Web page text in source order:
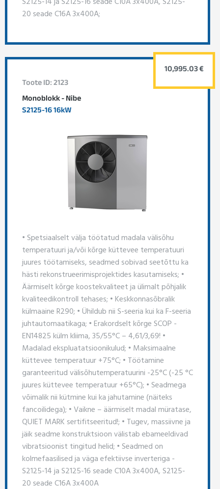
20 seade C16A 3x400A;
Toote ID: 2123
Monoblokk - Nibe
S2125-16 16kW
• Spetsiaalselt välja töötatud madala välisõhu
temperatuuri ja/või kõrge küttevee temperatuuri
juures töötamiseks, seadmed sobivad seetõttu ka
hästi rekonstrueerimisprojektides kasutamiseks; •
Äärmiselt kõrge koostekvaliteet ja ülimalt põhjalik
kvaliteedikontroll tehases; • Keskkonnasõbralik
külmaaine R290; • Ühildub nii S-seeria kui ka F-seeria
juhtautomaatikaga; • Erakordselt kõrge SCOP -
EN14825 külm kliima, 35/55°C – 4,61/3,69! •
Madalad ekspluatatsioonikulud; • Maksimaalne
küttevee temperatuur +75°C; • Töötamine
garanteeritud välisõhutemperatuurini -25°C (-25 °C
juures küttevee temperatuur +65°C); • Seadmega
võimalik nii kütmine kui ka jahutamine (näiteks
fancoilidega); • Vaikne – äärmiselt madal müratase,
QUIET MARK sertifitseeritud!; • Tugev, massiivne ja
jäik seadme konstruktsioon välistab ebameeldivad
vibratsioonist tingitud helid; • Seadmed on
kolmefaasilised ja väga efektiivse inverteriga -
S2125-14 ja S2125-16 seade C10A 3x400A, S2125-
20 seade C16A 3x400A
10,995.03 €